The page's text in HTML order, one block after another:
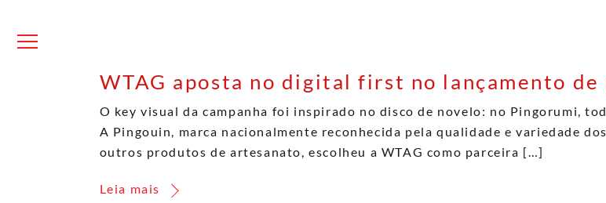
content
WTAG aposta no digital first no lançamento de
O key visual da campanha foi inspirado no disco de novelo: no Pingorumi,
A Pingouin, marca nacionalmente reconhecida pela qualidade e variedade
outros produtos de artesanato, escolheu a WTAG como parceira […]
Leia mais